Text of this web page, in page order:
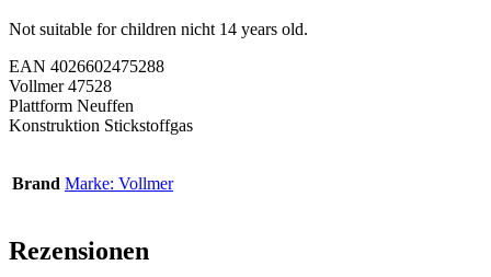
Not suitable for children nicht 14 years old.
EAN 4026602475288
Vollmer 47528
Plattform Neuffen
Konstruktion Stickstoffgas
Brand Marke: Vollmer
Rezensionen